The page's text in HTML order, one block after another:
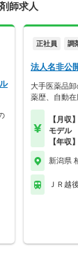
師求人
正社員 調
法人名非公
大手医薬品
薬歴、自動
【月収
モデル
【年収
新潟県
ＪＲ越